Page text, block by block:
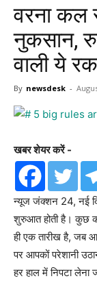
वरना कल
नुकसान,
वाली ये
By newsdesk -
खबर शेयर करें -
न्यूज जंक्शन 24, नई
शुरुआत होती है। कुछ
ही एक तारीख है, जब
पर आपकों परेशानी
हर हाल में निपटा लेना